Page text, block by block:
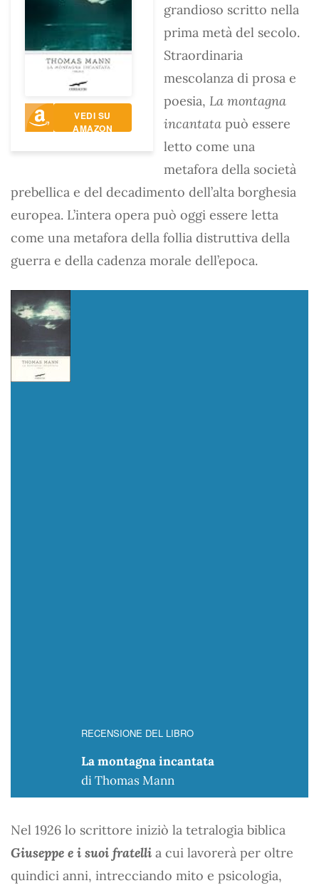
VEDI SU
AMAZON
grandioso scritto nella
prima metà del secolo.
Straordinaria
mescolanza di prosa e
poesia, La montagna
incantata può essere
letto come una
metafora della società
prebellica e del decadimento dell’alta borghesia
europea. L’intera opera può oggi essere letta
come una metafora della follia distruttiva della
guerra e della cadenza morale dell’epoca.
RECENSIONE DEL LIBRO
La montagna incantata
di Thomas Mann
Nel 1926 lo scrittore iniziò la tetralogia biblica
Giuseppe e i suoi fratelli a cui lavorerà per oltre
quindici anni, intrecciando mito e psicologia,